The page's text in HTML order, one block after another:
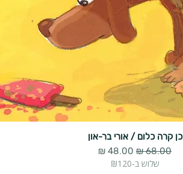
כן קרה כלום / אורי בר-און
מחיר רגיל מחיר מבצע
שלוש ב-₪120